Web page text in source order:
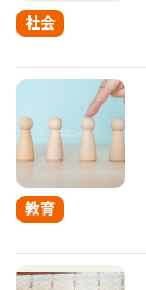
社会
教育